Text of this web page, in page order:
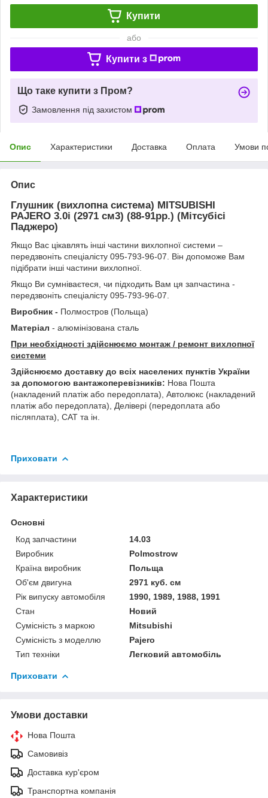
Купити
або
Купити з
Що таке купити з Пром?
Замовлення під захистом
Опис Характеристики Доставка Оплата Умови
Опис
Глушник (вихлопна система) MITSUBISHI
PAJERO 3.0i (2971 см3) (88-91рр.) (Мітсубісі
Паджеро)
Якщо Вас цікавлять інші частини вихлопної системи –
передзвоніть спеціалісту 095-793-96-07. Він допоможе Вам
підібрати інші частини вихлопної.
Якщо Ви сумніваєтеся, чи підходить Вам ця запчастина -
передзвоніть спеціалісту 095-793-96-07.
Виробник - Полмостров (Польща)
Матеріал - алюмінізована сталь
При необхідності здійснюємо монтаж / ремонт вихлопної
системи
Здійснюємо доставку до всіх населених пунктів України
за допомогою вантажоперевізників: Нова Пошта
(накладений платіж або передоплата), Автолюкс (накладений
платіж або передоплата), Делівері (передоплата або
післяплата), САТ та ін.
Приховати
Характеристики
Основні
Код запчастини
14.03
Виробник
Polmostrow
Країна виробник
Польща
Об'єм двигуна
2971 куб. см
Рік випуску автомобіля
1990, 1989, 1988, 1991
Стан
Новий
Сумісність з маркою
Mitsubishi
Сумісність з моделлю
Pajero
Тип техніки
Легковий автомобіль
Приховати
Умови доставки
Нова Пошта
Самовивіз
Доставка кур'єром
Транспортна компанія